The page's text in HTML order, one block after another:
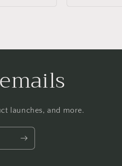
launches, and more.